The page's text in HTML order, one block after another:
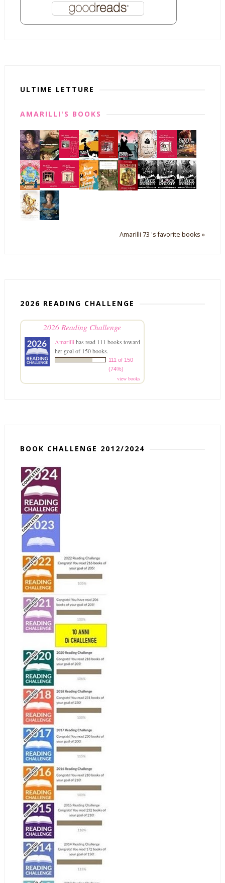
ULTIME LETTURE
AMARILLI'S BOOKS
Amarilli 73 's favorite books »
2026 READING CHALLENGE
2026 Reading Challenge
Amarillihas read 111 books toward
her goal of 150 books.
111 of 150
(74%)
view books
BOOK CHALLENGE 2012/2024